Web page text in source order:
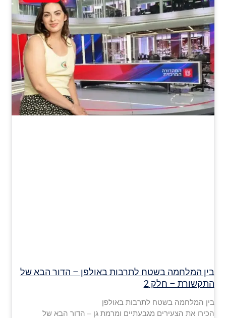
בין המלחמה בשטח לתרבות באולפן – הדור הבא של
התקשורת – חלק 2
בין המלחמה בשטח לתרבות באולפן
הכירו את הצעירים מגבעתיים ומרמת גן – הדור הבא של